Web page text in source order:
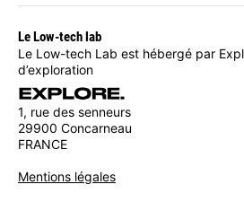
Le Low-tech lab
Le Low-tech Lab est hébergé par
d’exploration
1, rue des senneurs
29900 Concarneau
FRANCE
Mentions légales